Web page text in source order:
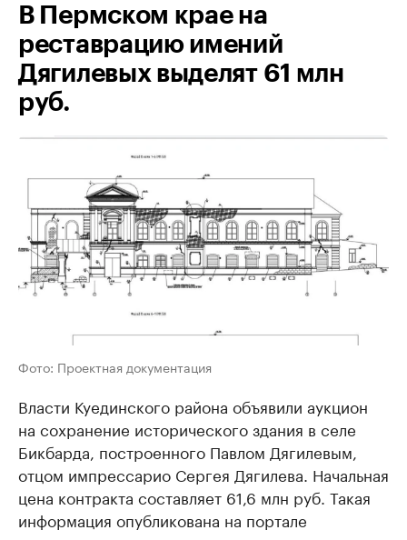
В Пермском крае на
реставрацию имений
Дягилевых выделят 61 млн
руб.
Фото: Проектная документация
Власти Куединского района объявили аукцион
на сохранение исторического здания в селе
Бикбарда, построенного Павлом Дягилевым,
отцом импрессарио Сергея Дягилева. Начальная
цена контракта составляет 61,6 млн руб. Такая
информация опубликована на портале